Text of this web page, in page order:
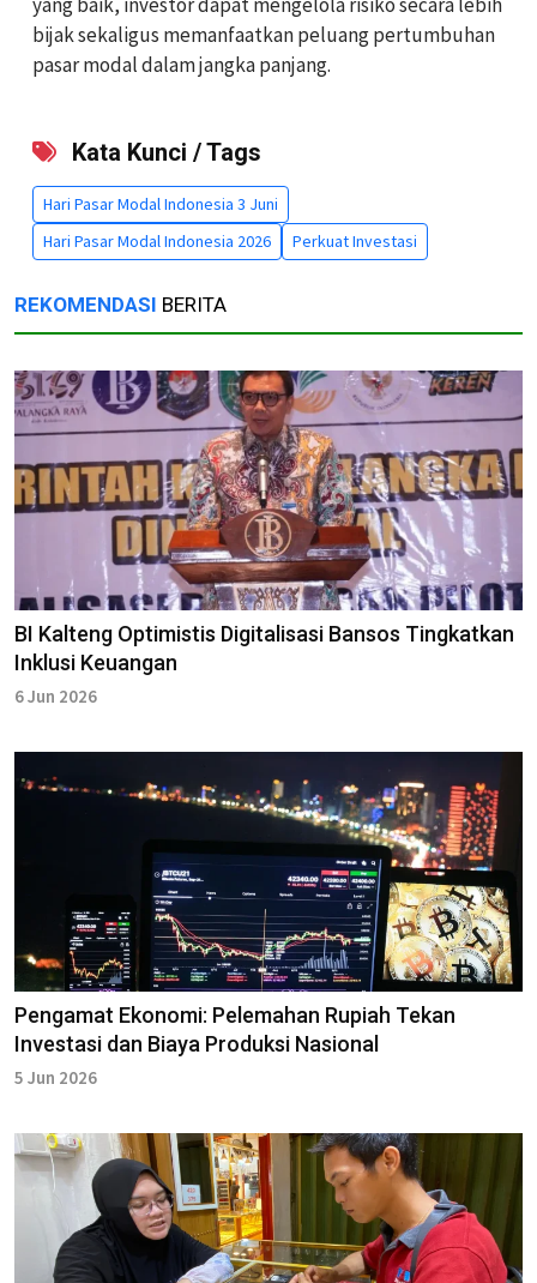
bijak sekaligus memanfaatkan peluang pertumbuhan
pasar modal dalam jangka panjang.
Kata Kunci / Tags
Hari Pasar Modal Indonesia 3 Juni
Hari Pasar Modal Indonesia 2026
Perkuat Investasi
REKOMENDASI BERITA
BI Kalteng Optimistis Digitalisasi Bansos Tingkatkan
Inklusi Keuangan
6 Jun 2026
Pengamat Ekonomi: Pelemahan Rupiah Tekan
Investasi dan Biaya Produksi Nasional
5 Jun 2026